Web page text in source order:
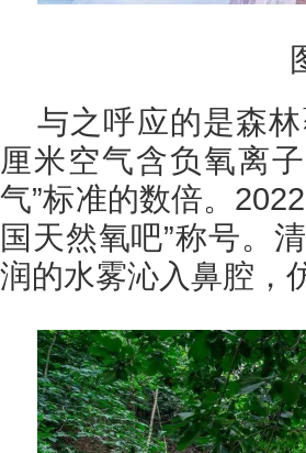
与之呼应的是森
厘米空气含负氧离
气”标准的数倍。
国天然氧吧”称号。
润的水雾沁入鼻腔，